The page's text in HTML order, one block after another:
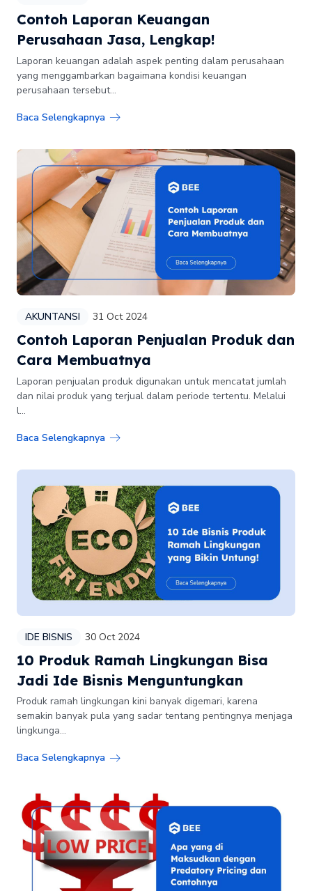
Contoh Laporan Keuangan
Perusahaan Jasa, Lengkap!
Laporan keuangan adalah aspek penting dalam perusahaan
yang menggambarkan bagaimana kondisi keuangan
perusahaan tersebut...
Baca Selengkapnya
AKUNTANSI 31 Oct 2024
Contoh Laporan Penjualan Produk dan
Cara Membuatnya
Laporan penjualan produk digunakan untuk mencatat jumlah
dan nilai produk yang terjual dalam periode tertentu. Melalui
l...
Baca Selengkapnya
IDE BISNIS 30 Oct 2024
10 Produk Ramah Lingkungan Bisa
Jadi Ide Bisnis Menguntungkan
Produk ramah lingkungan kini banyak digemari, karena
semakin banyak pula yang sadar tentang pentingnya menjaga
lingkunga...
Baca Selengkapnya